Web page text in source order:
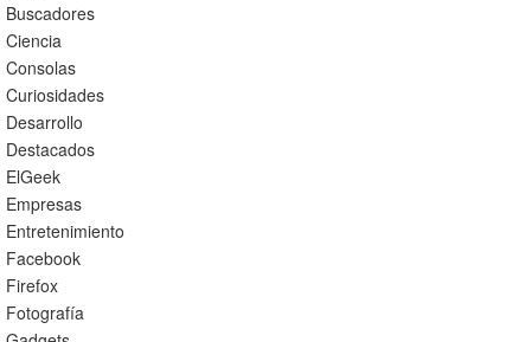
Buscadores
Ciencia
Consolas
Curiosidades
Desarrollo
Destacados
ElGeek
Empresas
Entretenimiento
Facebook
Firefox
Fotografía